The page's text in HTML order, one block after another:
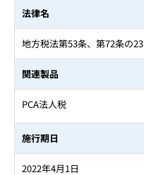
法律名
地方税法第53条、第72条の23
関連製品
PCA法人税
施行期日
2022年4月1日